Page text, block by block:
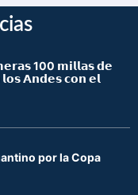
100 𝗺𝗶𝗹𝗹𝗮𝘀 𝗱𝗲
𝗹𝗼𝘀 𝗔𝗻𝗱𝗲𝘀 𝗰𝗼𝗻 𝗲𝗹
por la Copa